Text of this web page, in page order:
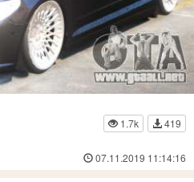
1.7k
419
07.11.2019 11:14:16